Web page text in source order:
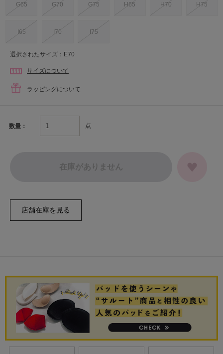
G65 G70 G75 H65 H70 H75
I65 I70 I75
選択されたサイズ：E70
サイズについて
ラッピングについて
数量： 点
在庫がありません